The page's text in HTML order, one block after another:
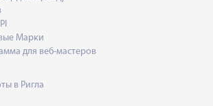
Марки
для веб-мастеров
в Ригла